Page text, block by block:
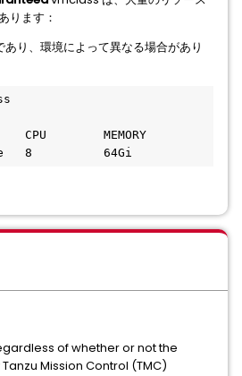
ります：
り、環境によって異なる場合があり
MEMORY
8          64Gi
of whether or not the
Mission Control (TMC)